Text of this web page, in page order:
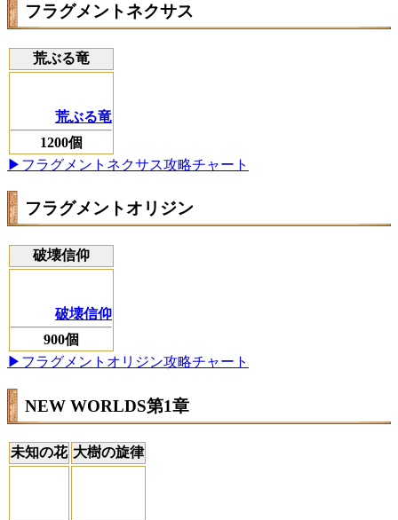
フラグメントネクサス
荒ぶる竜
荒ぶる竜
1200個
▶フラグメントネクサス攻略チャート
フラグメントオリジン
破壊信仰
破壊信仰
900個
▶フラグメントオリジン攻略チャート
NEW WORLDS第1章
未知の花 大樹の旋律